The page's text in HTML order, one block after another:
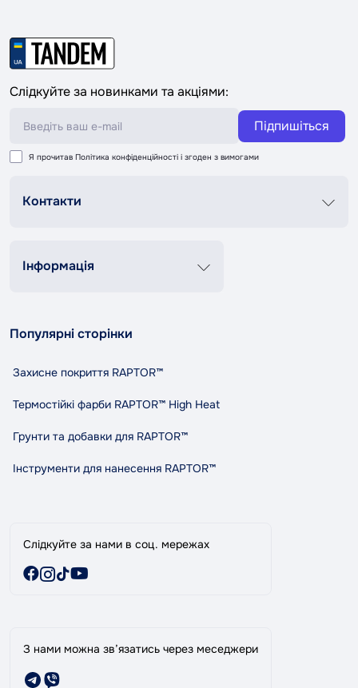
Слідкуйте за новинками та акціями:
Підпишіться
Я прочитав Політика конфіденційності і згоден з вимогами
Контакти
Сб-Нд 9:00-18:00
contact@tandemshop.ua
Інформація
Доставка та оплата
Політика конфіденційності
Правила та умови користування
Індикативний розхід RAPTOR
Виробники
Популярні сторінки
Захисне покриття RAPTOR™
Термостійкі фарби RAPTOR™ High Heat
Грунти та добавки для RAPTOR™
Інструменти для нанесення RAPTOR™
Слідкуйте за нами в соц. мережах
З нами можна зв’язатись через меседжери